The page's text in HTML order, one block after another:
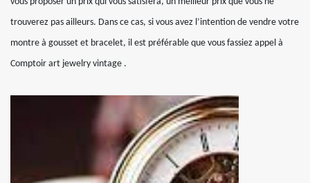
trouverez pas ailleurs. Dans ce cas, si vous avez l’intention de vendre votre
montre à gousset et bracelet, il est préférable que vous fassiez appel à
Comptoir art jewelry vintage .